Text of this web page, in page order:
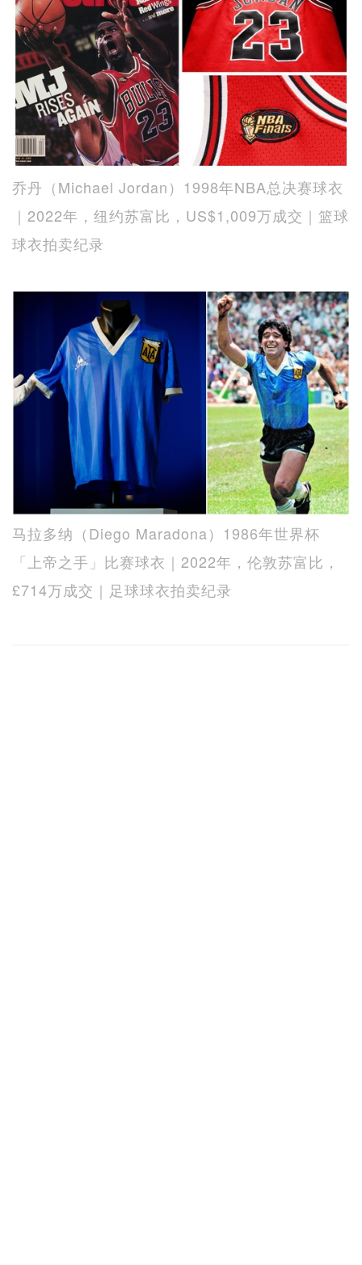
乔丹（Michael Jordan）1998年NBA总决赛球衣
｜2022年，纽约苏富比，US$1,009万成交｜篮球
球衣拍卖纪录
马拉多纳（Diego Maradona）1986年世界杯
「上帝之手」比赛球衣｜2022年，伦敦苏富比，
£714万成交｜足球球衣拍卖纪录